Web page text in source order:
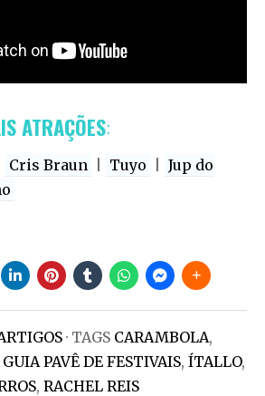
ATRAÇÕES:
Cris Braun Tuyo
Jup do
· TAGS CARAMBOLA,
GUIA PAVÊ DE FESTIVAIS, ÍTALLO,
, RACHEL REIS